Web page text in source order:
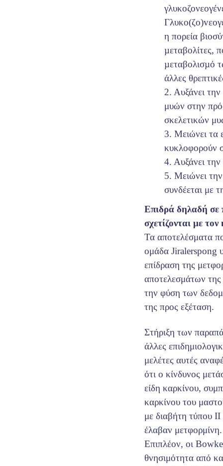
η πoρεία
µεταβoλίτες,
µεταβoλισµό
άλλες
2. Αυξάνει
μυών στην
σκελετικών
3. Μειώνει τα
κυκλοφορούν
4. Αυξάνει την
5. Μειώνει την
συνδέεται με
Επιδρά δηλαδή σε
σχετίζονται με
Τα αποτελέσματα
ομάδα Jiralerspong
επίδραση της
αποτελεσμάτων της
την φύση των
της προς εξέταση.
Στήριξη των
άλλες
μελέτες αυτές
ότι ο κίνδυνος
είδη καρκίνου,
καρκίνου του
με διαβήτη τύπου
έλαβαν μετφορμίνη.
Επιπλέον, οι
θνησιμότητα από